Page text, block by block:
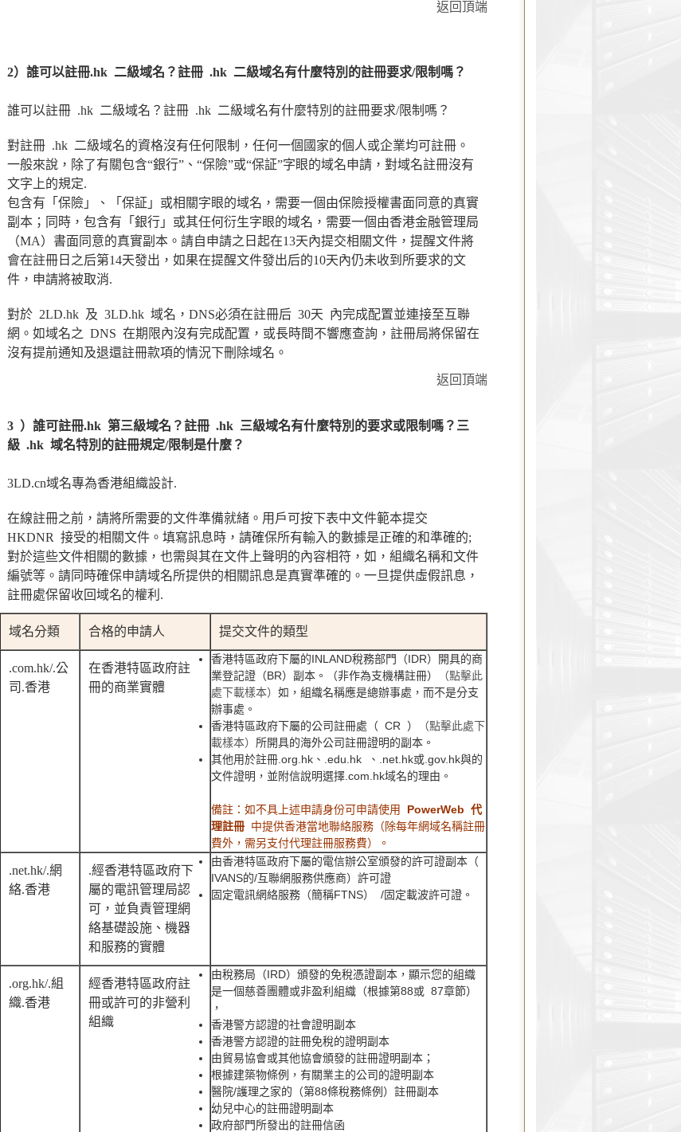
返回頂端
2）誰可以註冊.hk 二級域名？註冊 .hk 二級域名有什麼特別的註冊要求/限制嗎？
誰可以註冊 .hk 二級域名？註冊 .hk 二級域名有什麼特別的註冊要求/限制嗎？
對註冊 .hk 二級域名的資格沒有任何限制，任何一個國家的個人或企業均可註冊。
一般來說，除了有關包含“銀行”、“保險”或“保証”字眼的域名申請，對域名註冊沒有
文字上的規定.
包含有「保險」、「保証」或相關字眼的域名，需要一個由保險授權書面同意的真實
副本；同時，包含有「銀行」或其任何衍生字眼的域名，需要一個由香港金融管理局
（MA）書面同意的真實副本。請自申請之日起在13天內提交相關文件，提醒文件將
會在註冊日之后第14天發出，如果在提醒文件發出后的10天內仍未收到所要求的文
件，申請將被取消.
對於 2LD.hk 及 3LD.hk 域名，DNS必須在註冊后 30天 內完成配置並連接至互聯
網。如域名之 DNS 在期限內沒有完成配置，或長時間不響應查詢，註冊局將保留在
沒有提前通知及退還註冊款項的情況下刪除域名。
返回頂端
3 ）誰可註冊.hk 第三級域名？註冊 .hk 三級域名有什麼特別的要求或限制嗎？三
級 .hk 域名特別的註冊規定/限制是什麼？
3LD.cn域名專為香港組織設計.
在線註冊之前，請將所需要的文件準備就緒。用戶可按下表中文件範本提交
HKDNR 接受的相關文件。填寫訊息時，請確保所有輸入的數據是正確的和準確的;
對於這些文件相關的數據，也需與其在文件上聲明的內容相符，如，組織名稱和文件
編號等。請同時確保申請域名所提供的相關訊息是真實準確的。一旦提供虛假訊息，
註冊處保留收回域名的權利.
域名分類 合格的申請人 提交文件的類型
.com.hk/.公
司.香港
在香港特區政府註
冊的商業實體
香港特區政府下屬的INLAND稅務部門（IDR）開具的商
業登記證（BR）副本。（非作為支機構註冊）
（點擊此
處下載樣本） 如，組織名稱應是總辦事處，而不是分支
辦事處。
香港特區政府下屬的公司註冊處（ CR ）
（點擊此處下
載樣本） 所開具的海外公司註冊證明的副本。
其他用於註冊.org.hk、.edu.hk 、.net.hk或.gov.hk與的
文件證明，並附信說明選擇.com.hk域名的理由。
備註：如不具上述申請身份可申請使用 PowerWeb 代
理註冊中提供香港當地聯絡服務（除每年網域名稱註冊
費外，需另支付代理註冊服務費）。
.net.hk/.網
絡.香港
.經香港特區政府下
屬的電訊管理局認
可，並負責管理網
絡基礎設施、機器
和服務的實體
由香港特區政府下屬的電信辦公室頒發的許可證副本（
IVANS的/互聯網服務供應商）許可證
固定電訊網絡服務（簡稱FTNS） /固定載波許可證。
.org.hk/.組
織.香港
經香港特區政府註
冊或許可的非營利
組織
由稅務局（IRD）頒發的免稅憑證副本，顯示您的組織
是一個慈善團體或非盈利組織（根據第88或 87章節）
，
香港警方認證的社會證明副本
香港警方認證的註冊免稅的證明副本
由貿易協會或其他協會頒發的註冊證明副本；
根據建築物條例，有關業主的公司的證明副本
醫院/護理之家的（第88條稅務條例）註冊副本
幼兒中心的註冊證明副本
政府部門所發出的註冊信函